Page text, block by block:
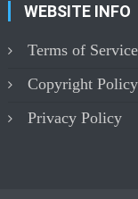
WEBSITE INFO
Terms of Service
Copyright Policy
Privacy Policy